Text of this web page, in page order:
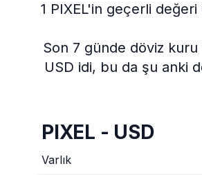
1 PIXEL'in geçerli değeri
Son 7 günde döviz kuru
USD idi, bu da şu anki
PIXEL - USD
Varlık